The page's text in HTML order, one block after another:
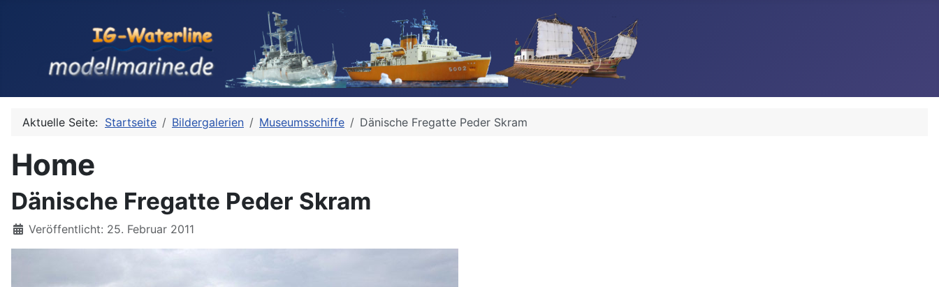
Aktuelle Seite: Startseite Bildergalerien Museumsschiffe Dänische Fregatte Peder Skram
Home
Dänische Fregatte Peder Skram
Details
Veröffentlicht: 25. Februar 2011